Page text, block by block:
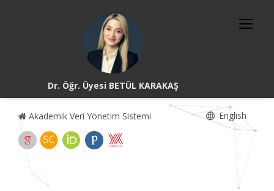
Dr. Öğr. Üyesi BETÜL KARAKAŞ
Akademik Veri Yönetim Sistemi English